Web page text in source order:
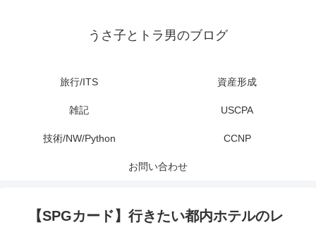
うさ子とトラ男のブログ
旅行/ITS 資産形成
雑記 USCPA
技術/NW/Python CCNP
お問い合わせ
【SPGカード】行きたい都内ホテルのレ